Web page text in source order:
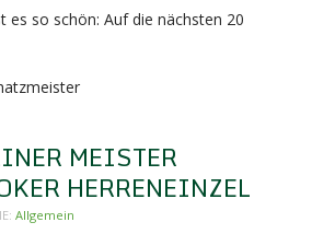
es so schön: Auf die nächsten 20
MEISTER
HERRENEINZEL
Allgemein